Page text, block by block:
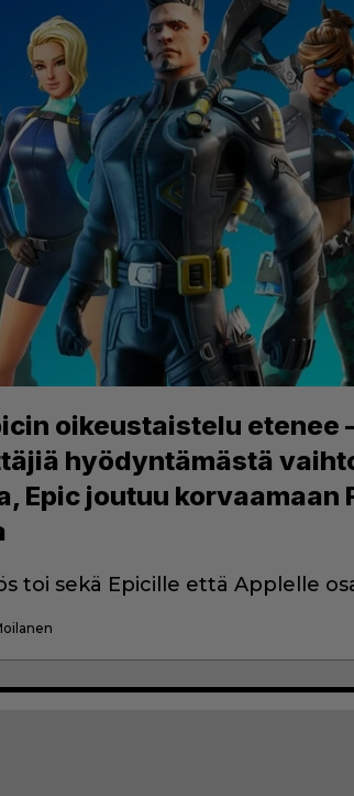
oikeustaistelu etenee
hyödyntämästä
Epic joutuu korvaamaan
toi sekä Epicille että Applelle